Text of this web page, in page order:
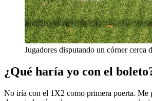
Jugadores disputando un córner cerca
¿Qué haría yo con el
No iría con el 1X2 como primera puerta. Me